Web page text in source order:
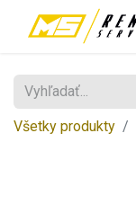
Všetky produkty